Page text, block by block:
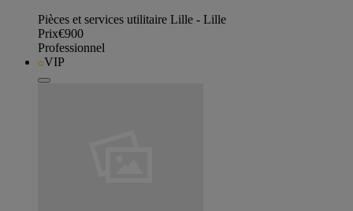
Pièces et services utilitaire Lille - Lille
Prix€900
Professionnel
VIP